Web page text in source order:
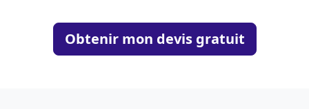
Obtenir mon devis gratuit